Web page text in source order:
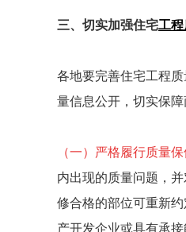
三、切实加强住宅工
各地要完善住宅工程
量信息公开，切实保
（一）严格履行质量保
内出现的质量问题，
修合格的部位可重新
产开发企业或具有承